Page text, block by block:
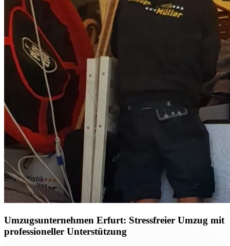
Umzugsunternehmen Erfurt: Stressfreier Umzug mit
professioneller Unterstützung